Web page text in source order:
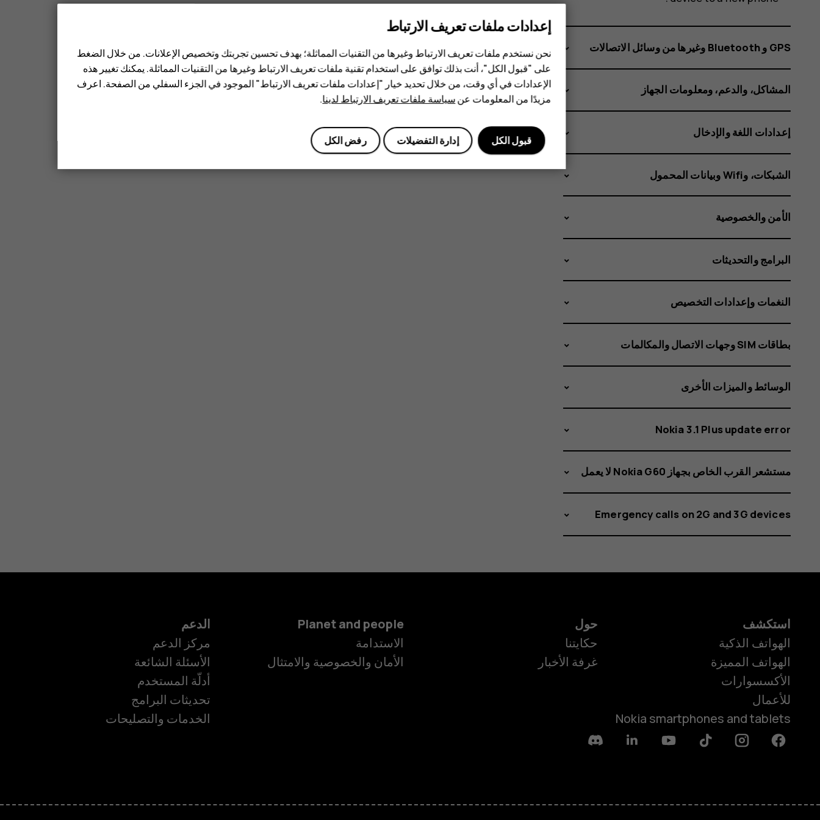
الهواتف الذكية
GPS و Bluetooth وغيرها من وسائل الاتصالات
المشاكل، والدعم، ومعلومات الجهاز
إعدادات اللغة والإدخال
الشبكات، وWifi وبيانات المحمول
الأمن والخصوصية
البرامج والتحديثات
النغمات وإعدادات التخصيص
بطاقات SIM وجهات الاتصال والمكالمات
الوسائط والميزات الأخرى
Nokia 3.1 Plus update error
مستشعر القرب الخاص بجهاز Nokia G60 لا يعمل
Emergency calls on 2G and 3G devices
استكشف
الهواتف الذكية
الهواتف المميزة
الأكسسوارات
للأعمال
Nokia smartphones and tablets
حول
حكايتنا
غرفة الأخبار
Planet and people
الاستدامة
الأمان والخصوصية والامتثال
الدعم
مركز الدعم
الأسئلة الشائعة
أدلّة المستخدم
تحديثات البرامج
الخدمات والتصليحات
Facebook
Instagram
Tiktok
Youtube
Linkedin
Discord
إعدادات ملفات تعريف الارتباط
نحن نستخدم ملفات تعريف الارتباط وغيرها من التقنيات المماثلة؛ بهدف تحسين تجربتك وتخصيص الإعلانات. من خلال الضغط
على "قبول الكل"، أنت بذلك توافق على استخدام تقنية ملفات تعريف الارتباط وغيرها من التقنيات المماثلة. يمكنك تغيير هذه
الإعدادات في أي وقت، من خلال تحديد خيار "إعدادات ملفات تعريف الارتباط" الموجود في الجزء السفلي من الصفحة. اعرف
مزيدًا من المعلومات عنسياسة ملفات تعريف الارتباط لدينا.
رفض الكل إدارة التفضيلات قبول الكل